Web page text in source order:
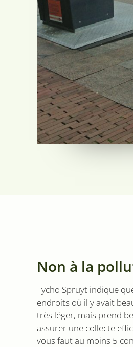
Non à la
Tycho Spruyt indique
endroits où il y avait
très léger, mais prend
assurer une collecte
vous faut au moins 5